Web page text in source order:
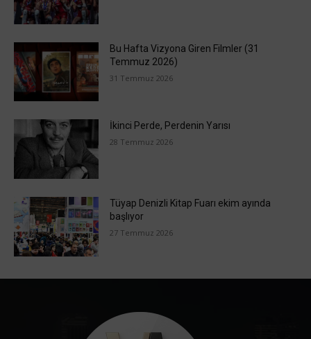
Bu Hafta Vizyona Giren Filmler (31
Temmuz 2026)
31 Temmuz 2026
İkinci Perde, Perdenin Yarısı
28 Temmuz 2026
Tüyap Denizli Kitap Fuarı ekim ayında
başlıyor
27 Temmuz 2026